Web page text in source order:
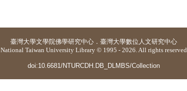
臺灣大學文學院佛學研究中心 ． 臺灣大學數位人文研究中心
National Taiwan University Library © 1995 - 2026. All rights reserved
doi:10.6681/NTURCDH.DB_DLMBS/Collection